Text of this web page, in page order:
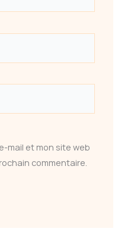
mail et mon site web
commentaire.